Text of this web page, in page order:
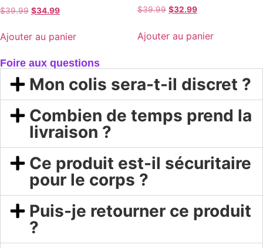
Note
5.00
$39.99 $34.99
Ajouter au panier
$39.99 $32.99
Ajouter au panier
Foire aux questions
Mon colis sera-t-il discret ?
Combien de temps prend la
livraison ?
Ce produit est-il sécuritaire
pour le corps ?
Puis-je retourner ce produit
?